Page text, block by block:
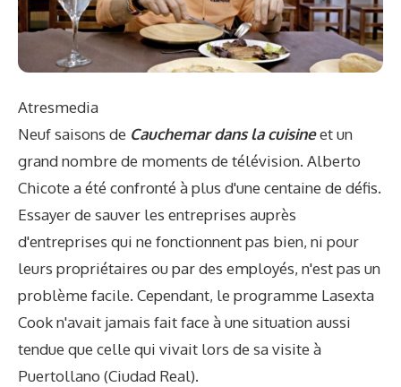
Atresmedia
Neuf saisons de Cauchemar dans la cuisineet un
grand nombre de moments de télévision. Alberto
Chicote a été confronté à plus d'une centaine de défis.
Essayer de sauver les entreprises auprès
d'entreprises qui ne fonctionnent pas bien, ni pour
leurs propriétaires ou par des employés, n'est pas un
problème facile. Cependant, le programme Lasexta
Cook n'avait jamais fait face à une situation aussi
tendue que celle qui vivait lors de sa visite à
Puertollano (Ciudad Real).